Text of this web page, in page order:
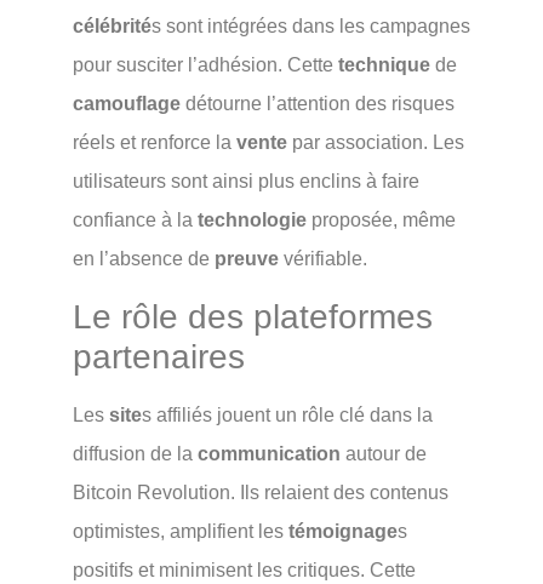
célébrités sont intégrées dans les campagnes
pour susciter l’adhésion. Cette technique de
camouflage détourne l’attention des risques
réels et renforce la vente par association. Les
utilisateurs sont ainsi plus enclins à faire
confiance à la technologie proposée, même
en l’absence de preuve vérifiable.
Le rôle des plateformes
partenaires
Les sites affiliés jouent un rôle clé dans la
diffusion de la communication autour de
Bitcoin Revolution. Ils relaient des contenus
optimistes, amplifient les témoignages
positifs et minimisent les critiques. Cette